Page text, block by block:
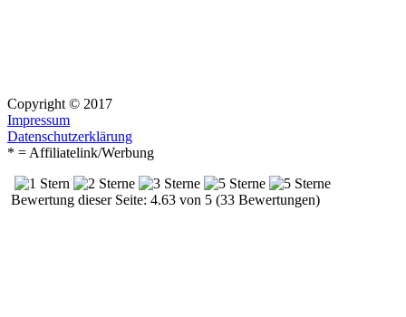
Copyright © 2017
Impressum
Datenschutzerklärung
* = Affiliatelink/Werbung
Bewertung dieser Seite: 4.63 von 5 (33 Bewertungen)